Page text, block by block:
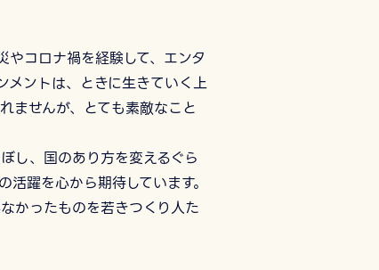
やコロナ禍を経験して、エンタ
メントは、ときに生きていく上
ませんが、とても素敵なこと
し、国のあり方を変えるぐら
躍を心から期待しています。
かったものを若きつくり人た